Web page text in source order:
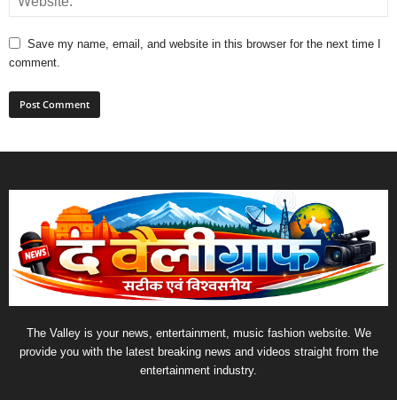
Save my name, email, and website in this browser for the next time I
comment.
The Valley is your news, entertainment, music fashion website. We
provide you with the latest breaking news and videos straight from the
entertainment industry.